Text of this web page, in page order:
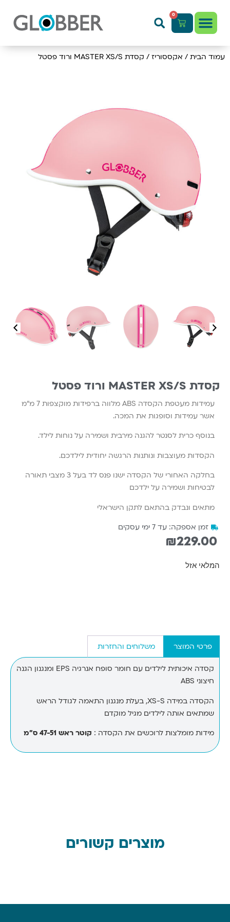
0
עמוד הבית / אקססוריז / קסדת MASTER XS/S ורוד פסטל
קסדת MASTER XS/S ורוד פסטל
עמידות מעטפת הקסדה ABS מלווה ברפידות מוקצפות 7 מ”מ
אשר עמידות וסופגות את המכה.
בנוסף כרית לסנטר להגנה מירבית ושמירה על נוחות לילד.
הקסדות מעוצבות ונותנות הרגשה יחודית לילדכם.
בחלקה האחורי של הקסדה ישנו פנס לד בעל 3 מצבי תאורה
לבטיחות ושמירה על ילדכם
מתאים ונבדק בהתאם לתקן הישראלי
זמן אספקה: עד 7 ימי עסקים
₪229.00
המלאי אזל
פרטי המוצר משלוחים והחזרות
קסדה איכותית לילדים עם חומר סופח אנרגיה EPS ומנגנון הגנה
חיצוני ABS
הקסדה במידה XS-S, בעלת מנגנון התאמה לגודל הראש
שמתאים אותה לילדים מגיל מוקדם
מידות מומלצות לרוכשים את הקסדה : קוטר ראש 47-51 ס”מ
מוצרים קשורים